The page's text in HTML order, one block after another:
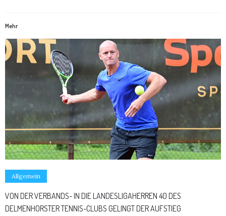
Mehr
Allgemein
VON DER VERBANDS- IN DIE LANDESLIGAHERREN 40 DES
DELMENHORSTER TENNIS-CLUBS GELINGT DER AUFSTIEG